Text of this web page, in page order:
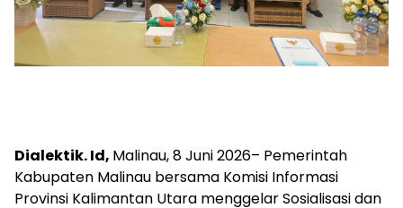
Dialektik. Id, Malinau, 8 Juni 2026– Pemerintah
Kabupaten Malinau bersama Komisi Informasi
Provinsi Kalimantan Utara menggelar Sosialisasi dan